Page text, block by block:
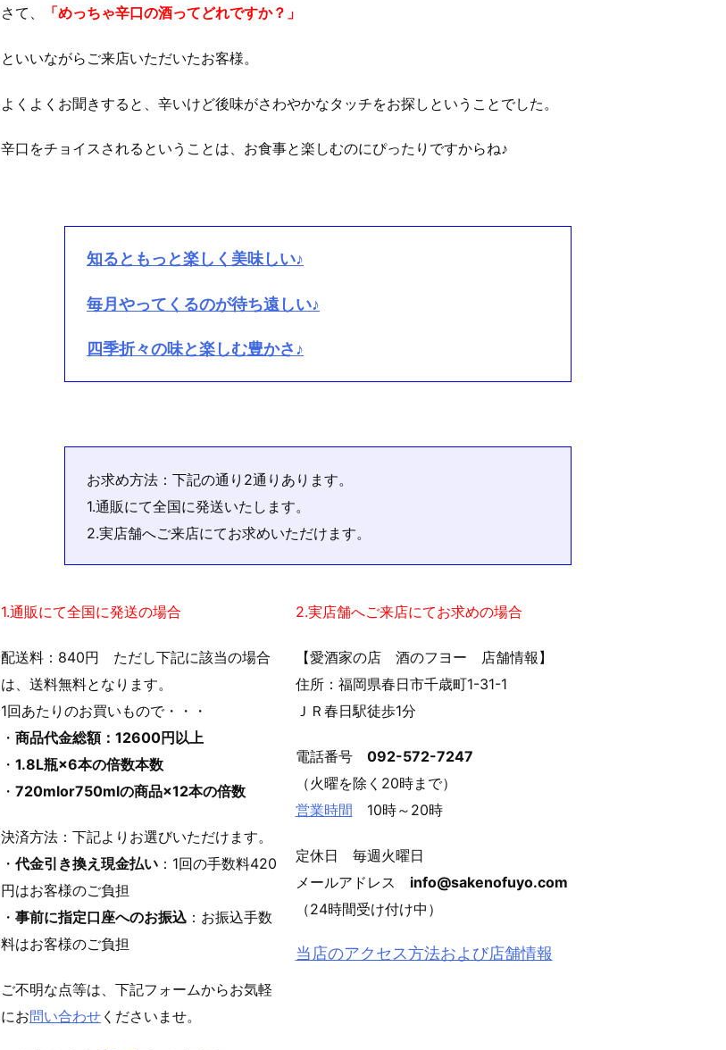
さて、 「めっちゃ辛口の酒ってどれですか？」
といいながらご来店いただいたお客様。
よくよくお聞きすると、辛いけど後味がさわやかなタッチをお探しということでした。
辛口をチョイスされるということは、お食事と楽しむのにぴったりですからね♪
知るともっと楽しく美味しい♪
毎月やってくるのが待ち遠しい♪
四季折々の味と楽しむ豊かさ♪
お求め方法：下記の通り2通りあります。
1.通販にて全国に発送いたします。
2.実店舗へご来店にてお求めいただけます。
1.通販にて全国に発送の場合
配送料：840円 ただし下記に該当の場合
は、送料無料となります。
1回あたりのお買いもので・・・
・ 商品代金総額：12600円以上
・ 1.8L瓶×6本の倍数本数
・ 720mlor750mlの商品×12本の倍数
決済方法：下記よりお選びいただけます。
・ 代金引き換え現金払い ：1回の手数料420
円はお客様のご負担
・ 事前に指定口座へのお振込 ：お振込手数
料はお客様のご負担
ご不明な点等は、下記フォームからお気軽
にお問い合わせ くださいませ。
2.実店舗へご来店にてお求めの場合
【愛酒家の店 酒のフヨー 店舗情報】
住所：福岡県春日市千歳町1-31-1
ＪＲ春日駅徒歩1分
電話番号 092-572-7247
（火曜を除く20時まで）
営業時間 10時～20時
定休日 毎週火曜日
メールアドレス info@sakenofuyo.com
（24時間受け付け中）
当店のアクセス方法および店舗情報